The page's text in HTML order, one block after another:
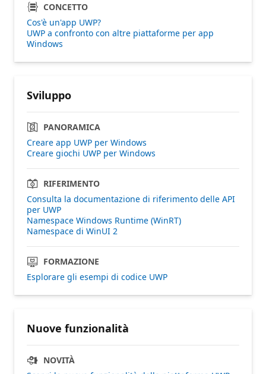
CONCETTO
Cos'è un'app UWP?
UWP a confronto con altre piattaforme per app
Windows
Sviluppo
PANORAMICA
Creare app UWP per Windows
Creare giochi UWP per Windows
RIFERIMENTO
Consulta la documentazione di riferimento delle API
per UWP
Namespace Windows Runtime (WinRT)
Namespace di WinUI 2
FORMAZIONE
Esplorare gli esempi di codice UWP
Nuove funzionalità
NOVITÀ